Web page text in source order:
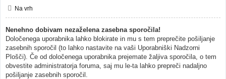
Na vrh
Nenehno dobivam nezaželena zasebna sporočila!
Določenega uporabnika lahko blokirate in mu s tem preprečite pošiljanje
zasebnih sporočil (to lahko nastavite na vaši Uporabniški Nadzorni
Plošči). Če od določenega uporabnika prejemate žaljiva sporočila, o tem
obvestite administratorja foruma, saj mu le-ta lahko prepreči nadaljno
pošiljanje zasebnih sporočil.